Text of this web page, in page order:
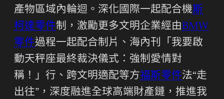
產物區域內輪迴。深化國際一起配合機斯
柯達零件制，激勵更多文明企業經由BMW
零件過程一起配合制片、海內刊「我要啟
動天秤座最終裁決儀式：強制愛情對
稱！」行、跨文明適配等方福斯零件法“走
出往”，深度融進全球高端財產鏈，推進我